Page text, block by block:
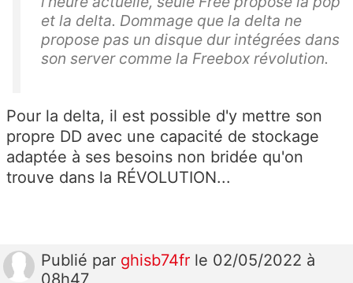
et la delta. Dommage que la delta ne
propose pas un disque dur intégrées dans
son server comme la Freebox révolution.
Pour la delta, il est possible d'y mettre son
propre DD avec une capacité de stockage
adaptée à ses besoins non bridée qu'on
trouve dans la RÉVOLUTION...
Publié par ghisb74fr le 02/05/2022 à
08h47